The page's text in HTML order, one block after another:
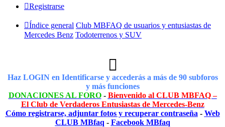
Registrarse
Índice general Club MBFAQ de usuarios y entusiastas de
Mercedes Benz Todoterrenos y SUV
Haz LOGIN en Identificarse y accederás a más de 90 subforos
y más funciones
DONACIONES AL FORO- Bienvenido al CLUB MBFAQ –
El Club de Verdaderos Entusiastas de Mercedes-Benz
Cómo registrarse, adjuntar fotos y recuperar contraseña - Web
CLUB MBfaq - Facebook MBfaq